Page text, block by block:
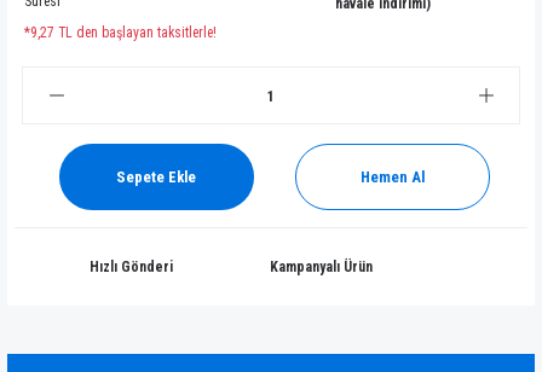
havale indirimi)
*9,27 TL den başlayan taksitlerle!
Sepete Ekle Hemen Al
Hızlı Gönderi Kampanyalı Ürün